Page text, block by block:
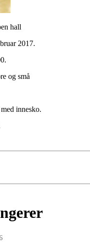
hall
2017.
og små
innesko.